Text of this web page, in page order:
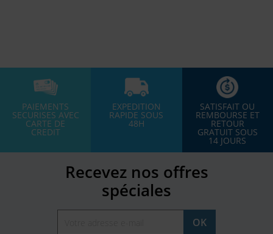
PAIEMENTS
SECURISES AVEC
CARTE DE
CREDIT
EXPEDITION
RAPIDE SOUS
48H
SATISFAIT OU
REMBOURSE ET
RETOUR
GRATUIT SOUS
14 JOURS
Recevez nos offres
spéciales